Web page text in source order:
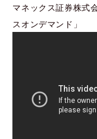
マネックス証券株式
スオンデマンド」